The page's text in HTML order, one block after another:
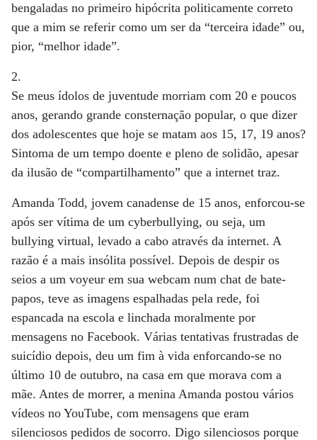
bengaladas no primeiro hipócrita politicamente correto
que a mim se referir como um ser da “terceira idade” ou,
pior, “melhor idade”.
2.
Se meus ídolos de juventude morriam com 20 e poucos
anos, gerando grande consternação popular, o que dizer
dos adolescentes que hoje se matam aos 15, 17, 19 anos?
Sintoma de um tempo doente e pleno de solidão, apesar
da ilusão de “compartilhamento” que a internet traz.
Amanda Todd, jovem canadense de 15 anos, enforcou-se
após ser vítima de um cyberbullying, ou seja, um
bullying virtual, levado a cabo através da internet. A
razão é a mais insólita possível. Depois de despir os
seios a um voyeur em sua webcam num chat de bate-
papos, teve as imagens espalhadas pela rede, foi
espancada na escola e linchada moralmente por
mensagens no Facebook. Várias tentativas frustradas de
suicídio depois, deu um fim à vida enforcando-se no
último 10 de outubro, na casa em que morava com a
mãe. Antes de morrer, a menina Amanda postou vários
vídeos no YouTube, com mensagens que eram
silenciosos pedidos de socorro. Digo silenciosos porque